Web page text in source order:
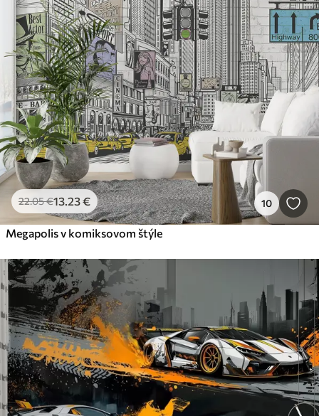
22.05€13.23€ 10
Megapolis v komiksovom štýle